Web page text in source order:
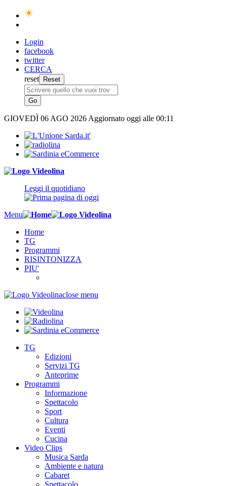
Login
facebook
twitter
CERCA
reset
GIOVEDÌ 06 AGO 2026 Aggiornato oggi alle 00:11
Leggi il quotidiano
Menu
Home
TG
Programmi
RISINTONIZZA
PIU'
close menu
TG
Edizioni
Servizi TG
Anteprime
Programmi
Informazione
Spettacolo
Sport
Cultura
Eventi
Cucina
Video Clips
Musica Sarda
Ambiente e natura
Cabaret
Spettacolo